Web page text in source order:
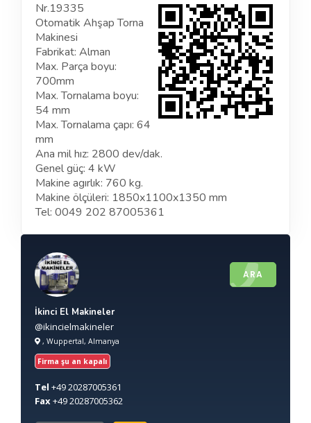
Nr.19335
Otomatik Ahşap Torna
Makinesi
Fabrikat: Alman
Max. Parça boyu:
700mm
Max. Tornalama boyu:
54 mm
Max. Tornalama çapı: 64
mm
Ana mil hız: 2800 dev/dak.
Genel güç: 4 kW
Makine agırlık: 760 kg.
Makine ölçüleri: 1850x1100x1350 mm
Tel: 0049 202 87005361
ARA
İkinci El Makineler
@ikincielmakineler
, Wuppertal, Almanya
Firma şu an kapalı
Tel +4920287005361
Fax+4920287005362